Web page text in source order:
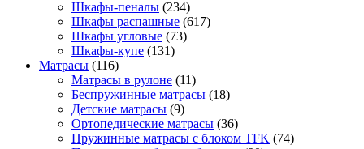
Шкафы-пеналы (234)
Шкафы распашные (617)
Шкафы угловые (73)
Шкафы-купе (131)
Матрасы (116)
Матрасы в рулоне (11)
Беспружинные матрасы (18)
Детские матрасы (9)
Ортопедические матрасы (36)
Пружинные матрасы с блоком TFK (74)